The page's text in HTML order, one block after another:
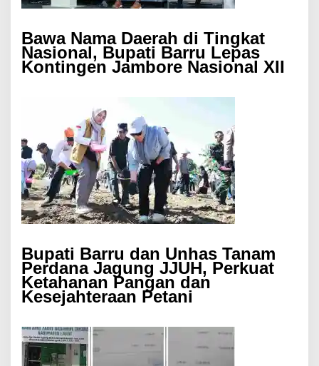
Bawa Nama Daerah di Tingkat
Nasional, Bupati Barru Lepas
Kontingen Jambore Nasional XII
Bupati Barru dan Unhas Tanam
Perdana Jagung JJUH, Perkuat
Ketahanan Pangan dan
Kesejahteraan Petani